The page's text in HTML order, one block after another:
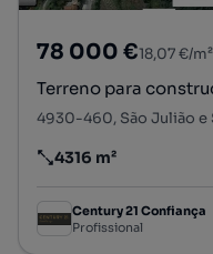
78 000 €18,07 €/m²
Terreno para
4930-460, São Julião e
Preço por metro
4316 m²
Century 21 Confiança
Profissional